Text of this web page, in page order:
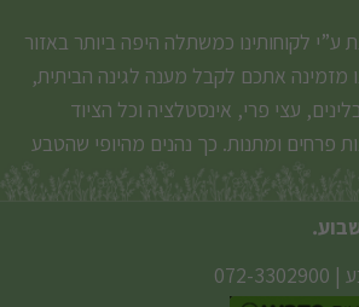
ע”י לקוחותינו כמשתלה היפה ביותר באזור
אתכם לקבל מענה לגינה הביתית,
עצי פרי, אינסטלציה וכל הציוד
פרחים ומתנות. כך נהנים מהיופי שהטבע
|
072-3302900